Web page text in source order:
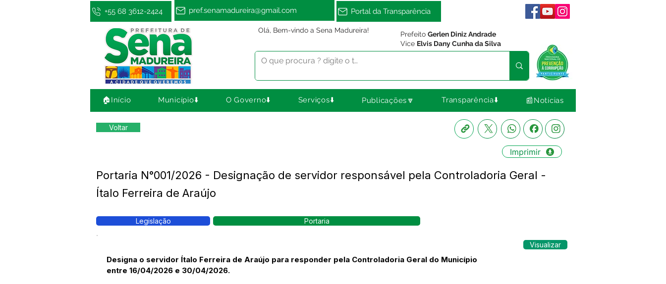
+55 68 3612-2424 pref.senamadureira@gmail.com Portal da Transparência
Olá, Bem-vindo a Sena Madureira! Prefeito Gerlen Diniz Andrade
Vice Elvis Dany Cunha da Silva
🏠Início Município⬇️ O Governo⬇️ Serviços⬇️ Publicações🔽 Transparência⬇️ 📰Notícias
Voltar
Imprimir
Portaria N°001/2026 - Designação de servidor responsável pela Controladoria Geral -
Ítalo Ferreira de Araújo
Legislação Portaria
Visualizar
Designa o servidor Ítalo Ferreira de Araújo para responder pela Controladoria Geral do Município
entre 16/04/2026 e 30/04/2026.